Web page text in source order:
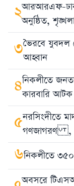
২আরআরএফ-
অনুষ্ঠিত,
৩ভৈরবে যুবদল
আহ্বান
৪নিকলীতে
কারবারি আটক
৫নরসিংদীতে
গণজাগরণ ,
৬নিকলীতে ৩৫০
অবসরে